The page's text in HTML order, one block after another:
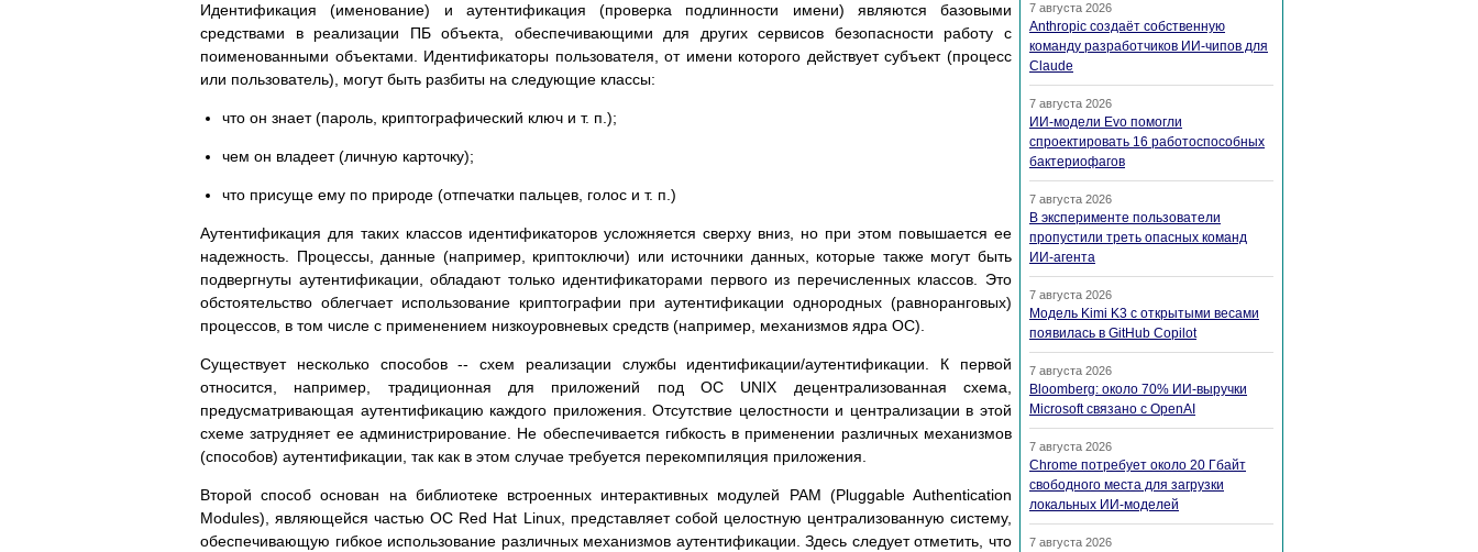
Идентификация (именование) и аутентификация (проверка подлинности имени) являются базовыми
средствами в реализации ПБ объекта, обеспечивающими для других сервисов безопасности работу с
поименованными объектами. Идентификаторы пользователя, от имени которого действует субъект (процесс
или пользователь), могут быть разбиты на следующие классы:
что он знает (пароль, криптографический ключ и т. п.);
чем он владеет (личную карточку);
что присуще ему по природе (отпечатки пальцев, голос и т. п.)
Аутентификация для таких классов идентификаторов усложняется сверху вниз, но при этом повышается ее
надежность. Процессы, данные (например, криптоключи) или источники данных, которые также могут быть
подвергнуты аутентификации, обладают только идентификаторами первого из перечисленных классов. Это
обстоятельство облегчает использование криптографии при аутентификации однородных (равноранговых)
процессов, в том числе с применением низкоуровневых средств (например, механизмов ядра ОС).
Существует несколько способов -- схем реализации службы идентификации/аутентификации. К первой
относится, например, традиционная для приложений под OC UNIX децентрализованная схема,
предусматривающая аутентификацию каждого приложения. Отсутствие целостности и централизации в этой
схеме затрудняет ее администрирование. Не обеспечивается гибкость в применении различных механизмов
(способов) аутентификации, так как в этом случае требуется перекомпиляция приложения.
Второй способ основан на библиотеке встроенных интерактивных модулей PAM (Pluggable Authentication
Modules), являющейся частью OC Red Hat Linux, представляет собой целостную централизованную систему,
обеспечивающую гибкое использование различных механизмов аутентификации. Здесь следует отметить, что
7 августа 2026
Anthropic создаёт собственную
команду разработчиков ИИ-чипов для
Claude
7 августа 2026
ИИ-модели Evo помогли
спроектировать 16 работоспособных
бактериофагов
7 августа 2026
В эксперименте пользователи
пропустили треть опасных команд
ИИ-агента
7 августа 2026
Модель Kimi K3 с открытыми весами
появилась в GitHub Copilot
7 августа 2026
Bloomberg: около 70% ИИ-выручки
Microsoft связано с OpenAI
7 августа 2026
Chrome потребует около 20 Гбайт
свободного места для загрузки
локальных ИИ-моделей
7 августа 2026